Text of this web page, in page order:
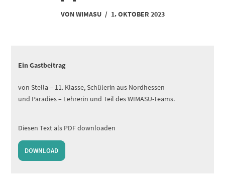
VONWIMASU / 1. OKTOBER 2023
Ein Gastbeitrag
von Stella – 11. Klasse, Schülerin aus Nordhessen
und Paradies – Lehrerin und Teil des WIMASU-Teams.
Diesen Text als PDF downloaden
DOWNLOAD